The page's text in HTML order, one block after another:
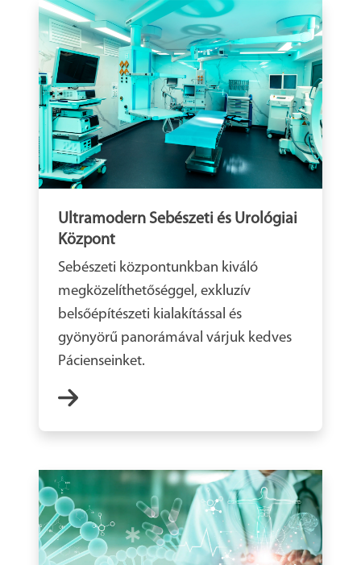
Ultramodern Sebészeti és Urológiai
Központ
Sebészeti központunkban kiváló
megközelíthetőséggel, exkluzív
belsőépítészeti kialakítással és
gyönyörű panorámával várjuk kedves
Pácienseinket.